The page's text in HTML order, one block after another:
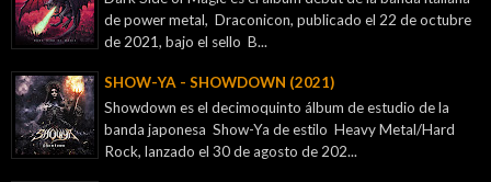
de power metal, Draconicon, publicado el 22 de octubre
de 2021, bajo el sello B...
SHOW-YA - SHOWDOWN (2021)
Showdown es el decimoquinto álbum de estudio de la
banda japonesa Show-Ya de estilo Heavy Metal/Hard
Rock, lanzado el 30 de agosto de 202...